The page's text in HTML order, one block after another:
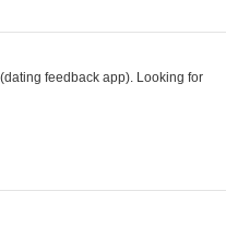
feedback app). Looking for